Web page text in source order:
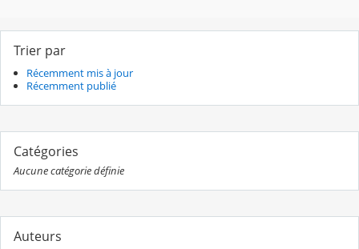
Trier par
Récemment mis à jour
Récemment publié
Catégories
Aucune catégorie définie
Auteurs